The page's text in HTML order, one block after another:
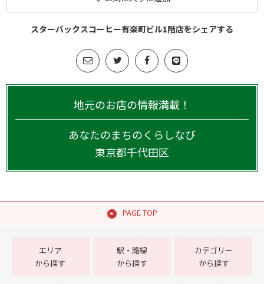
スターバックスコーヒー有楽町ビル1階店をシェアする
地元のお店の情報満載！
あなたのまちのくらしなび
東京都千代田区
PAGE TOP
エリア
から探す
駅・路線
から探す
カテゴリー
から探す